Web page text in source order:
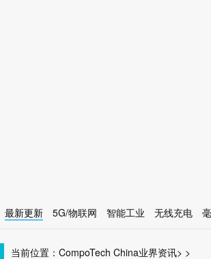
最新更新 5G/物联网 智能工业 无线充电
当前位置： CompoTech China >
业界资讯 >